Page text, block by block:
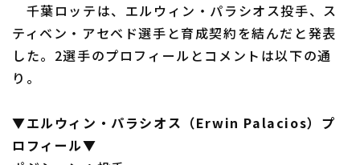
千葉ロッテは、エルウィン・パラシオス投手、ス
ティベン・アセベド選手と育成契約を結んだと発表
した。2選手のプロフィールとコメントは以下の通
り。
▼エルウィン・パラシオス（Erwin Palacios）プ
ロフィール▼